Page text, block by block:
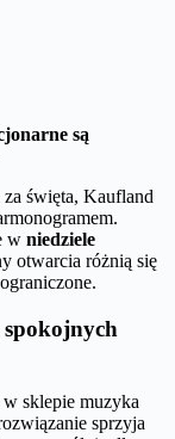
są
za święta, Kaufland
w niedziele
otwarcia różnią się
spokojnych
sklepie muzyka
sprzyja